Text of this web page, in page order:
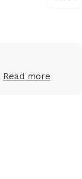
Read more